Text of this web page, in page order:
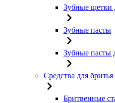
Зубные щетки
Зубные пасты
Зубные пасты
Средства для бритья
Бритвенные